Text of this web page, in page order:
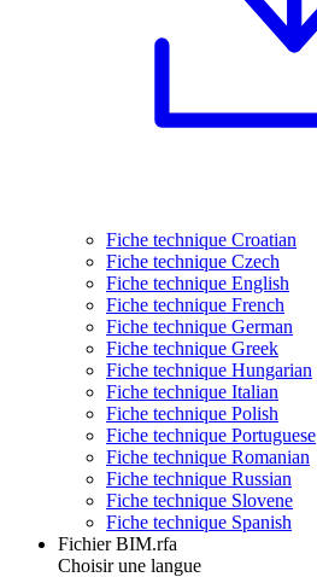
Fiche technique Croatian
Fiche technique Czech
Fiche technique English
Fiche technique French
Fiche technique German
Fiche technique Greek
Fiche technique Hungarian
Fiche technique Italian
Fiche technique Polish
Fiche technique Portuguese
Fiche technique Romanian
Fiche technique Russian
Fiche technique Slovene
Fiche technique Spanish
Fichier BIM.rfa
Choisir une langue